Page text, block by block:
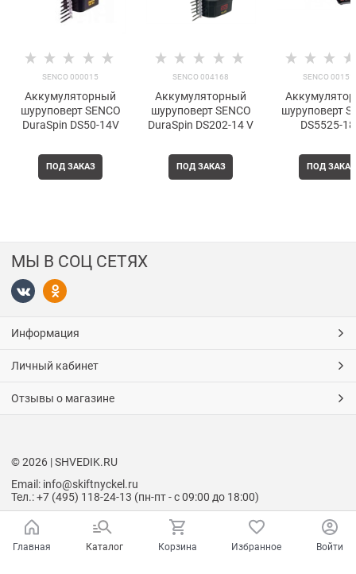
SENCO 000015
Аккумуляторный
шуруповерт SENCO
DuraSpin DS50-14V
ПОД ЗАКАЗ
SENCO 004168
Аккумуляторный
шуруповерт SENCO
DuraSpin DS202-14 V
ПОД ЗАКАЗ
SENCO
шуруповерт
DS5525-
ПОД ЗАКАЗ
МЫ В СОЦ СЕТЯХ
Информация
Личный кабинет
Отзывы о магазине
© 2026 | SHVEDIK.RU
Email: info@skiftnyckel.ru
Тел.: +7 (495) 118-24-13 (пн-пт - с 09:00 до 18:00)
Главная Каталог Корзина Избранное Войти